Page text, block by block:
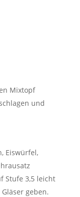
Mixtopf
und
Eiswürfel,
Stufe 3,5 leicht
geben.